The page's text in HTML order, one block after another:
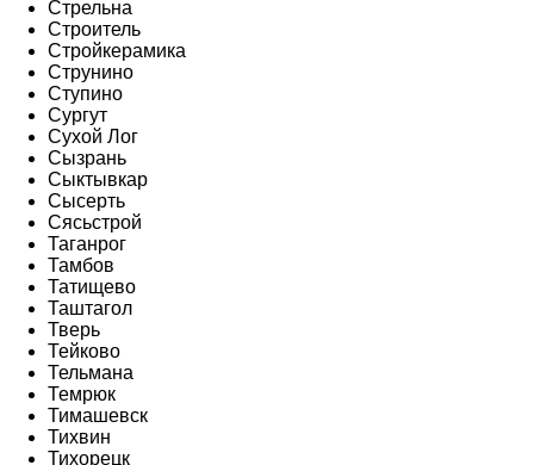
Стрельна
Строитель
Стройкерамика
Струнино
Ступино
Сургут
Сухой Лог
Сызрань
Сыктывкар
Сысерть
Сясьстрой
Таганрог
Тамбов
Татищево
Таштагол
Тверь
Тейково
Тельмана
Темрюк
Тимашевск
Тихвин
Тихорецк